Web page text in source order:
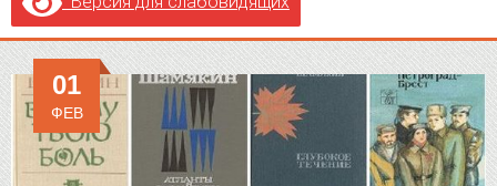
01
ФЕВ